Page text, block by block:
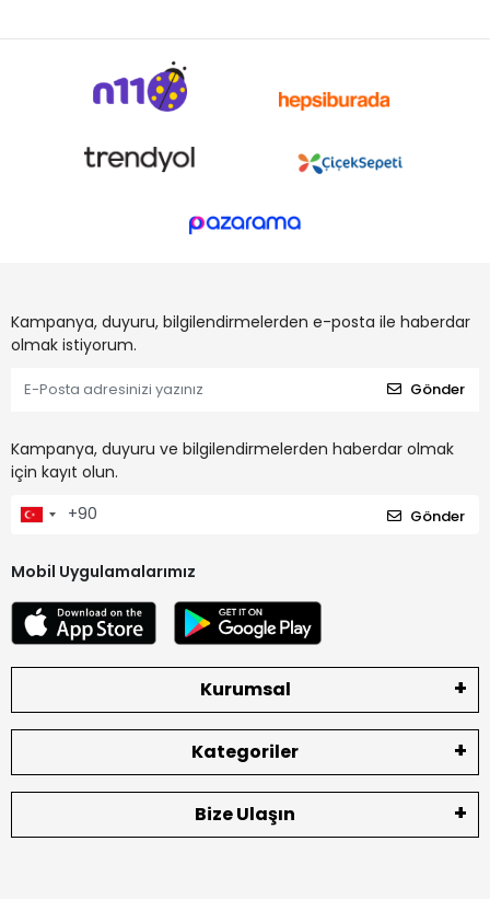
Kampanya, duyuru, bilgilendirmelerden e-posta ile haberdar
olmak istiyorum.
Gönder
Kampanya, duyuru ve bilgilendirmelerden haberdar olmak
için kayıt olun.
Gönder
Mobil Uygulamalarımız
Kurumsal
Kategoriler
Bize Ulaşın